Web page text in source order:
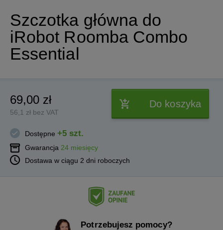
Szczotka główna do
iRobot Roomba Combo
Essential
69,00 zł
56,1 zł bez VAT
Do koszyka
Dostępne+5 szt.
Gwarancja 24 miesięcy
Dostawa w ciągu 2 dni roboczych
Potrzebujesz pomocy?